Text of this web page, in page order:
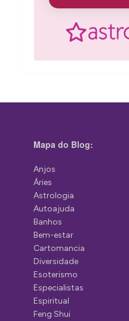
Mapa do Blog:
Anjos
Áries
Astrologia
Autoajuda
Banhos
Bem-estar
Cartomancia
Diversidade
Esoterismo
Especialistas
Espiritual
Feng Shui